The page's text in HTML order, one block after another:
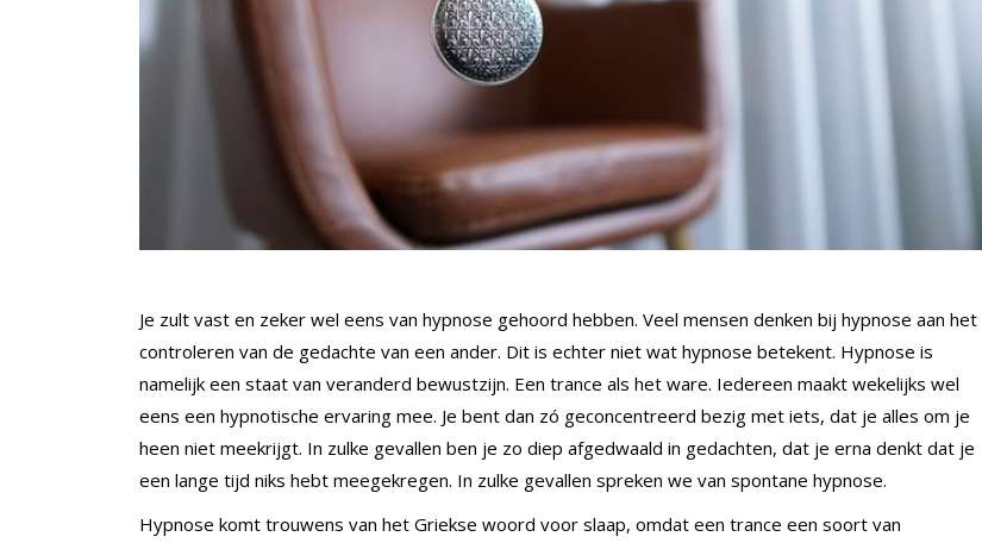
Je zult vast en zeker wel eens van hypnose gehoord hebben. Veel mensen denken bij hypnose aan het
controleren van de gedachte van een ander. Dit is echter niet wat hypnose betekent. Hypnose is
namelijk een staat van veranderd bewustzijn. Een trance als het ware. Iedereen maakt wekelijks wel
eens een hypnotische ervaring mee. Je bent dan zó geconcentreerd bezig met iets, dat je alles om je
heen niet meekrijgt. In zulke gevallen ben je zo diep afgedwaald in gedachten, dat je erna denkt dat je
een lange tijd niks hebt meegekregen. In zulke gevallen spreken we van spontane hypnose.
Hypnose komt trouwens van het Griekse woord voor slaap, omdat een trance een soort van